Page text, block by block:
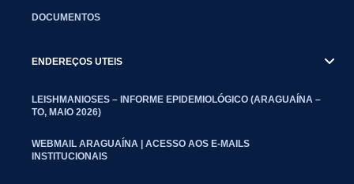
DOCUMENTOS
ENDEREÇOS UTEIS
LEISHMANIOSES – INFORME EPIDEMIOLÓGICO (ARAGUAÍNA –
TO, MAIO 2026)
WEBMAIL ARAGUAÍNA | ACESSO AOS E-MAILS
INSTITUCIONAIS